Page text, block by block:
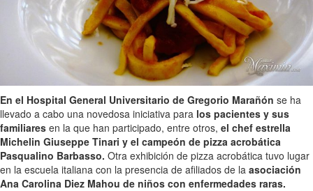
En el Hospital General Universitario de Gregorio Marañón se ha
llevado a cabo una novedosa iniciativa para los pacientes y sus
familiares en la que han participado, entre otros, el chef estrella
Michelin Giuseppe Tinari y el campeón de pizza acrobática
Pasqualino Barbasso. Otra exhibición de pizza acrobática tuvo lugar
en la escuela italiana con la presencia de afiliados de la asociación
Ana Carolina Diez Mahou de niños con enfermedades raras.